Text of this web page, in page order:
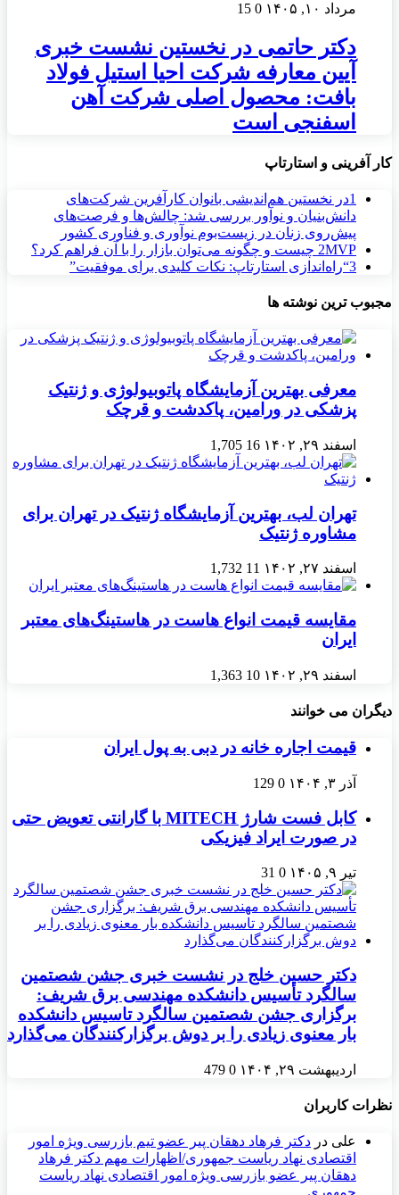
مرداد ۱۰, ۱۴۰۵ 0
15
دکتر حاتمی در نخستین نشست خبری
آیین معارفه شرکت احیا استیل فولاد
بافت: محصول اصلی شرکت آهن
اسفنجی است
کار آفرینی و استارتاپ
1در نخستین هم‌اندیشی بانوان کارآفرین شرکت‌های
دانش‌بنیان و نوآور بررسی شد: چالش‌ها و فرصت‌های
پیش‌روی زنان در زیست‌بوم نوآوری و فناوری کشور
2MVP چیست و چگونه می‌توان بازار را با آن فراهم کرد؟
3“راه‌اندازی استارتاپ: نکات کلیدی برای موفقیت”
مجبوب ترین نوشته ها
معرفی بهترین آزمایشگاه پاتوبیولوژی و ژنتیک
پزشکی در ورامین، پاکدشت و قرچک
اسفند ۲۹, ۱۴۰۲ 16
1,705
تهران لب، بهترین آزمایشگاه ژنتیک در تهران برای
مشاوره ژنتیک
اسفند ۲۷, ۱۴۰۲ 11
1,732
مقایسه قیمت انواع هاست در هاستینگ‌های معتبر
ایران
اسفند ۲۹, ۱۴۰۲ 10
1,363
دیگران می خوانند
قیمت اجاره خانه در دبی به پول ایران
آذر ۳, ۱۴۰۴ 0
129
کابل فست شارژ MITECH با گارانتی تعویض حتی
در صورت ایراد فیزیکی
تیر ۹, ۱۴۰۵ 0
31
دکتر حسین خلج در نشست خبری جشن شصتمین
سالگرد تأسیس دانشکده مهندسی برق شریف:
برگزاری جشن شصتمین سالگرد تاسیس دانشکده
بار معنوی زیادی را بر دوش برگزارکنندگان می‌گذارد
اردیبهشت ۲۹, ۱۴۰۴ 0
479
نظرات کاربران
علی در دکتر فرهاد دهقان پیر عضو تيم بازرسی ويژه امور
اقتصادی نهاد رياست جمهوری/اظهارات مهم دکتر فرهاد
دهقان پیر عضو بازرسی ویژه امور اقتصادی نهاد ریاست